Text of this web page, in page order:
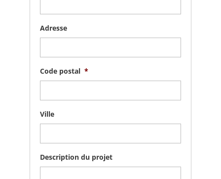
Adresse
Code postal *
Ville
Description du projet